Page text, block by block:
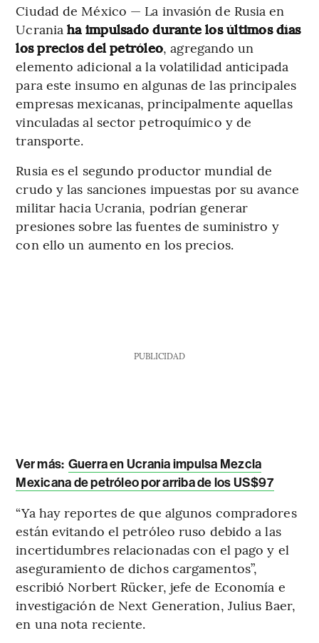
Ciudad de México — La invasión de Rusia en
Ucraniaha impulsado durante los últimos días
los precios del petróleo, agregando un
elemento adicional a la volatilidad anticipada
para este insumo en algunas de las principales
empresas mexicanas, principalmente aquellas
vinculadas al sector petroquímico y de
transporte.
Rusia es el segundo productor mundial de
crudo y las sanciones impuestas por su avance
militar hacia Ucrania, podrían generar
presiones sobre las fuentes de suministro y
con ello un aumento en los precios.
PUBLICIDAD
Ver más: Guerra en Ucrania impulsa Mezcla
Mexicana de petróleo por arriba de los US$97
“Ya hay reportes de que algunos compradores
están evitando el petróleo ruso debido a las
incertidumbres relacionadas con el pago y el
aseguramiento de dichos cargamentos”,
escribió Norbert Rücker, jefe de Economía e
investigación de Next Generation, Julius Baer,
en una nota reciente.